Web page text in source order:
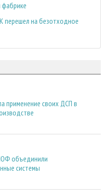
перешел на безотходное
применение своих ДСП в
объединили
системы